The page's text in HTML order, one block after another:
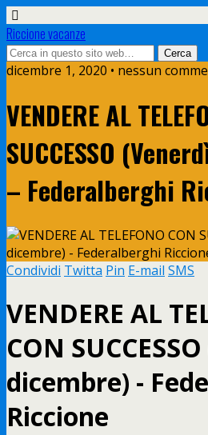
Riccione vacanze
dicembre 1, 2020 • nessun
VENDERE AL
SUCCESSO
– Federalberghi
Condividi Twitta Pin E-mail SMS
VENDERE AL
CON
dicembre) -
Riccione